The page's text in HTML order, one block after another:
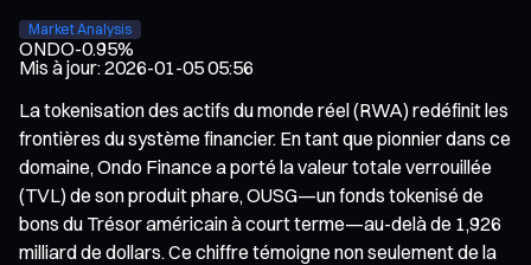
Market Analysis
ONDO-0.95%
Mis à jour:2026-01-05 05:56
La tokenisation des actifs du monde réel (RWA) redéfinit les
frontières du système financier. En tant que pionnier dans ce
domaine, Ondo Finance a porté la valeur totale verrouillée
(TVL) de son produit phare, OUSG—un fonds tokenisé de
bons du Trésor américain à court terme—au-delà de 1,926
milliard de dollars. Ce chiffre témoigne non seulement de la